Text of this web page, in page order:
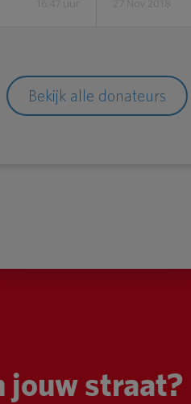
16:47 uur 27 Nov 2018
Bekijk alle donateurs
jouw straat?